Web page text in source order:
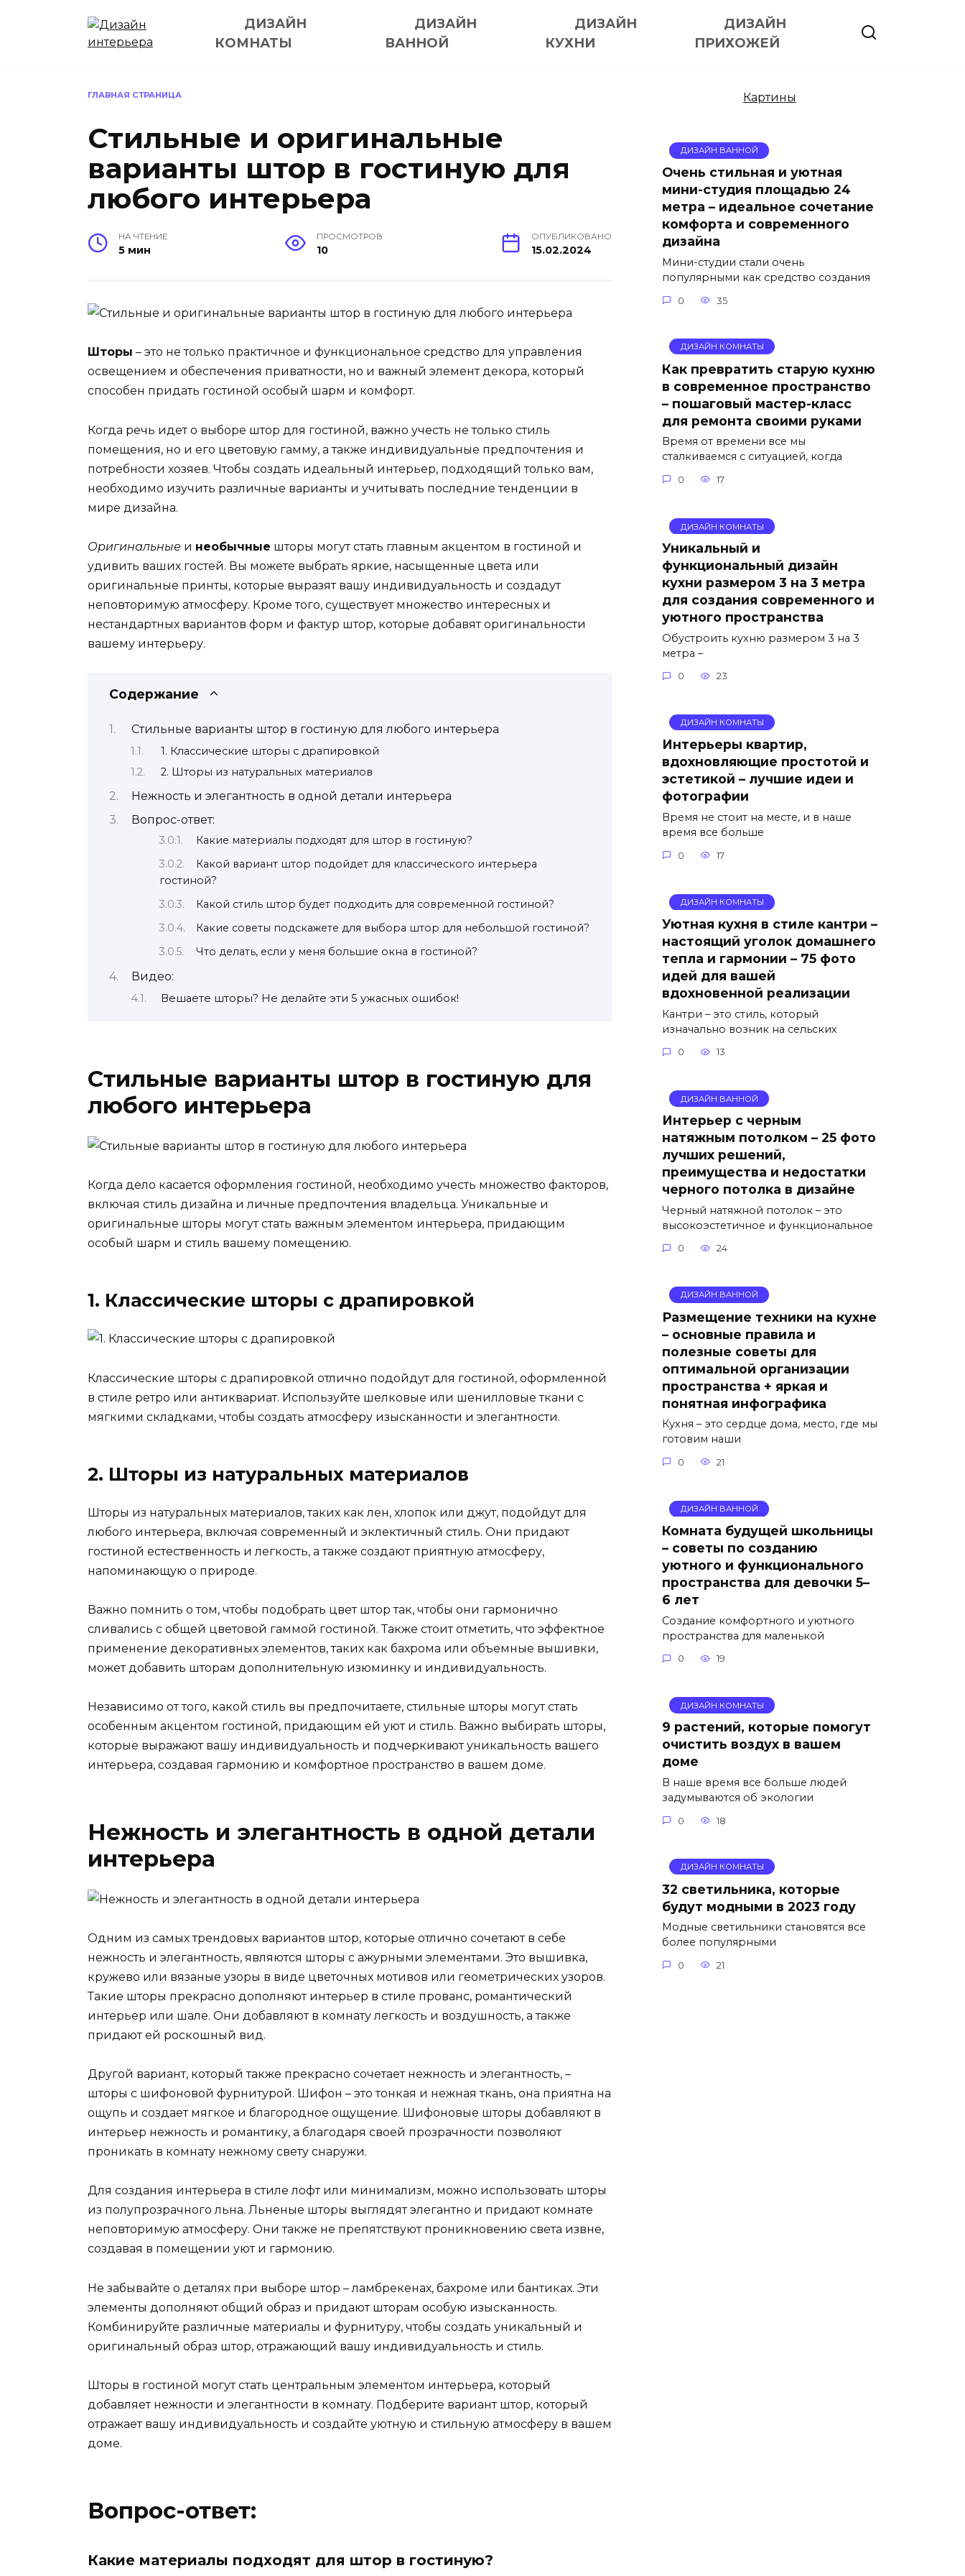
ДИЗАЙН
КОМНАТЫ
ДИЗАЙН
ВАННОЙ
ДИЗАЙН
КУХНИ
ДИЗАЙН
ПРИХОЖЕЙ
ГЛАВНАЯ СТРАНИЦА
Стильные и оригинальные
варианты штор в гостиную для
любого интерьера
НА ЧТЕНИЕ
5 мин
ПРОСМОТРОВ
10
ОПУБЛИКОВАНО
15.02.2024
Шторы – это не только практичное и функциональное средство для управления
освещением и обеспечения приватности, но и важный элемент декора, который
способен придать гостиной особый шарм и комфорт.
Когда речь идет о выборе штор для гостиной, важно учесть не только стиль
помещения, но и его цветовую гамму, а также индивидуальные предпочтения и
потребности хозяев. Чтобы создать идеальный интерьер, подходящий только вам,
необходимо изучить различные варианты и учитывать последние тенденции в
мире дизайна.
Оригинальные и необычные шторы могут стать главным акцентом в гостиной и
удивить ваших гостей. Вы можете выбрать яркие, насыщенные цвета или
оригинальные принты, которые выразят вашу индивидуальность и создадут
неповторимую атмосферу. Кроме того, существует множество интересных и
нестандартных вариантов форм и фактур штор, которые добавят оригинальности
вашему интерьеру.
Содержание
Стильные варианты штор в гостиную для любого интерьера
1. Классические шторы с драпировкой
2. Шторы из натуральных материалов
Нежность и элегантность в одной детали интерьера
Вопрос-ответ:
Какие материалы подходят для штор в гостиную?
Какой вариант штор подойдет для классического интерьера
гостиной?
Какой стиль штор будет подходить для современной гостиной?
Какие советы подскажете для выбора штор для небольшой гостиной?
Что делать, если у меня большие окна в гостиной?
Видео:
Вешаете шторы? Не делайте эти 5 ужасных ошибок!
Стильные варианты штор в гостиную для
любого интерьера
Когда дело касается оформления гостиной, необходимо учесть множество факторов,
включая стиль дизайна и личные предпочтения владельца. Уникальные и
оригинальные шторы могут стать важным элементом интерьера, придающим
особый шарм и стиль вашему помещению.
1. Классические шторы с драпировкой
Классические шторы с драпировкой отлично подойдут для гостиной, оформленной
в стиле ретро или антиквариат. Используйте шелковые или шенилловые ткани с
мягкими складками, чтобы создать атмосферу изысканности и элегантности.
2. Шторы из натуральных материалов
Шторы из натуральных материалов, таких как лен, хлопок или джут, подойдут для
любого интерьера, включая современный и эклектичный стиль. Они придают
гостиной естественность и легкость, а также создают приятную атмосферу,
напоминающую о природе.
Важно помнить о том, чтобы подобрать цвет штор так, чтобы они гармонично
сливались с общей цветовой гаммой гостиной. Также стоит отметить, что эффектное
применение декоративных элементов, таких как бахрома или объемные вышивки,
может добавить шторам дополнительную изюминку и индивидуальность.
Независимо от того, какой стиль вы предпочитаете, стильные шторы могут стать
особенным акцентом гостиной, придающим ей уют и стиль. Важно выбирать шторы,
которые выражают вашу индивидуальность и подчеркивают уникальность вашего
интерьера, создавая гармонию и комфортное пространство в вашем доме.
Нежность и элегантность в одной детали
интерьера
Одним из самых трендовых вариантов штор, которые отлично сочетают в себе
нежность и элегантность, являются шторы с ажурными элементами. Это вышивка,
кружево или вязаные узоры в виде цветочных мотивов или геометрических узоров.
Такие шторы прекрасно дополняют интерьер в стиле прованс, романтический
интерьер или шале. Они добавляют в комнату легкость и воздушность, а также
придают ей роскошный вид.
Другой вариант, который также прекрасно сочетает нежность и элегантность, –
шторы с шифоновой фурнитурой. Шифон – это тонкая и нежная ткань, она приятна на
ощупь и создает мягкое и благородное ощущение. Шифоновые шторы добавляют в
интерьер нежность и романтику, а благодаря своей прозрачности позволяют
проникать в комнату нежному свету снаружи.
Для создания интерьера в стиле лофт или минимализм, можно использовать шторы
из полупрозрачного льна. Льненые шторы выглядят элегантно и придают комнате
неповторимую атмосферу. Они также не препятствуют проникновению света извне,
создавая в помещении уют и гармонию.
Не забывайте о деталях при выборе штор – ламбрекенах, бахроме или бантиках. Эти
элементы дополняют общий образ и придают шторам особую изысканность.
Комбинируйте различные материалы и фурнитуру, чтобы создать уникальный и
оригинальный образ штор, отражающий вашу индивидуальность и стиль.
Шторы в гостиной могут стать центральным элементом интерьера, который
добавляет нежности и элегантности в комнату. Подберите вариант штор, который
отражает вашу индивидуальность и создайте уютную и стильную атмосферу в вашем
доме.
Вопрос-ответ:
Какие материалы подходят для штор в гостиную?
Картины
ДИЗАЙН ВАННОЙ
Очень стильная и уютная
мини-студия площадью 24
метра – идеальное сочетание
комфорта и современного
дизайна
Мини-студии стали очень
популярными как средство создания
0 35
ДИЗАЙН КОМНАТЫ
Как превратить старую кухню
в современное пространство
– пошаговый мастер-класс
для ремонта своими руками
Время от времени все мы
сталкиваемся с ситуацией, когда
0 17
ДИЗАЙН КОМНАТЫ
Уникальный и
функциональный дизайн
кухни размером 3 на 3 метра
для создания современного и
уютного пространства
Обустроить кухню размером 3 на 3
метра –
0 23
ДИЗАЙН КОМНАТЫ
Интерьеры квартир,
вдохновляющие простотой и
эстетикой – лучшие идеи и
фотографии
Время не стоит на месте, и в наше
время все больше
0 17
ДИЗАЙН КОМНАТЫ
Уютная кухня в стиле кантри –
настоящий уголок домашнего
тепла и гармонии – 75 фото
идей для вашей
вдохновенной реализации
Кантри – это стиль, который
изначально возник на сельских
0 13
ДИЗАЙН ВАННОЙ
Интерьер с черным
натяжным потолком – 25 фото
лучших решений,
преимущества и недостатки
черного потолка в дизайне
Черный натяжной потолок – это
высокоэстетичное и функциональное
0 24
ДИЗАЙН ВАННОЙ
Размещение техники на кухне
– основные правила и
полезные советы для
оптимальной организации
пространства + яркая и
понятная инфографика
Кухня – это сердце дома, место, где мы
готовим наши
0 21
ДИЗАЙН ВАННОЙ
Комната будущей школьницы
– советы по созданию
уютного и функционального
пространства для девочки 5–
6 лет
Создание комфортного и уютного
пространства для маленькой
0 19
ДИЗАЙН КОМНАТЫ
9 растений, которые помогут
очистить воздух в вашем
доме
В наше время все больше людей
задумываются об экологии
0 18
ДИЗАЙН КОМНАТЫ
32 светильника, которые
будут модными в 2023 году
Модные светильники становятся все
более популярными
0 21